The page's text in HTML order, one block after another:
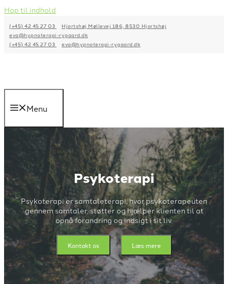
Hop til indhold
(+45) 42 45 27 03
Hjortshøj Møllevej 186, 8530 Hjortshøj
eva@hypnoterapi-rygaard.dk
(+45) 42 45 27 03
eva@hypnoterapi-rygaard.dk
Menu
Psykoterapi
Psykoterapi er samtaleterapi, hvor psykoterapeuten
gennem samtaler, støtter og hjælper klienten til at
opnå forandring og indsigt i sit liv.
Kontakt os Læs mere